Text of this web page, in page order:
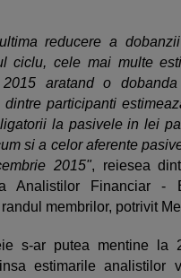
reducere a
ciclu, cele mai multe
2015 aratand o
participanti
la pasivele in lei
si a celor aferente
2015", reiesea
Analistilor Financiar -
membrilor, potrivit
s-ar putea mentine la
estimarile analistilor